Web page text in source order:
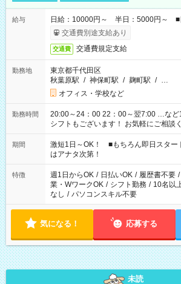
給与
日給：10000円～ 半日：5000円～ ■
交通費別途支給あり
交通費 交通費規定支給
勤務地
東京都千代田区
秋葉原駅 / 神保町駅 / 麹町駅 / …
オフィス・学校など
勤務時間
20:00～24：00 22：00～翌7:00 …など1日4
シフトもございます！ お気軽にご相談
期間
激短1日～OK！ ■もちろん即日スタ
はアナタ次第！
特徴 週1日からOK / 日払いOK / 履歴書不要 /
業・WワークOK / シフト勤務 / 10名以
なし / パソコンスキル不要
気になる！ 応募する
未読